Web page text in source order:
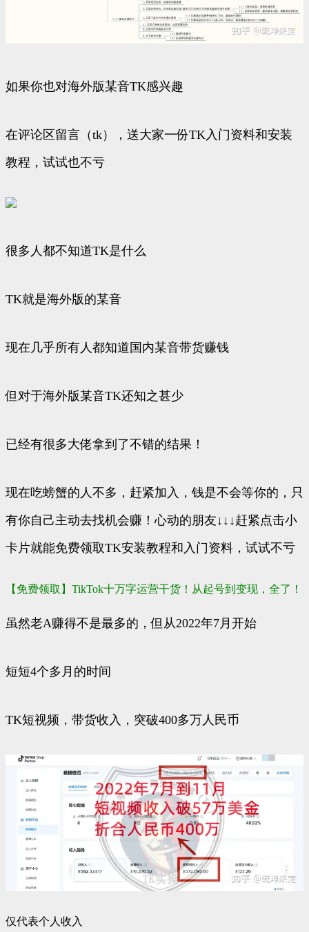
如果你也对海外版某音TK感兴趣
在评论区留言（tk），送大家一份TK入门资料和安装
教程，试试也不亏
很多人都不知道TK是什么
TK就是海外版的某音
现在几乎所有人都知道国内某音带货赚钱
但对于海外版某音TK还知之甚少
已经有很多大佬拿到了不错的结果！
现在吃螃蟹的人不多，赶紧加入，钱是不会等你的，只
有你自己主动去找机会赚！心动的朋友↓↓↓赶紧点击小
卡片就能免费领取TK安装教程和入门资料，试试不亏
【免费领取】TikTok十万字运营干货！从起号到变现，全了！
虽然老A赚得不是最多的，但从2022年7月开始
短短4个多月的时间
TK短视频，带货收入，突破400多万人民币
仅代表个人收入